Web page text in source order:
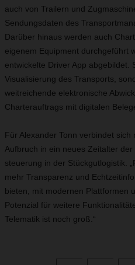
auch von Trailern und
Sendungsdaten des
Darüber hinaus werden auch
eigenem Equipment durchgeführt
entwickelte Driver App abgebildet.
Visualisierung des Transports,
weitreichende elektronische
Charterauftrags mit digitalen
Für Alexander Tonn verbindet
Aufbruch in ein neues Zeitalter
steuerung in der Stückgutlogistik.
mehr Transparenz und
bieten, mit modernen Plattformen
Potenzial für weitere
Telematik ist noch groß.“